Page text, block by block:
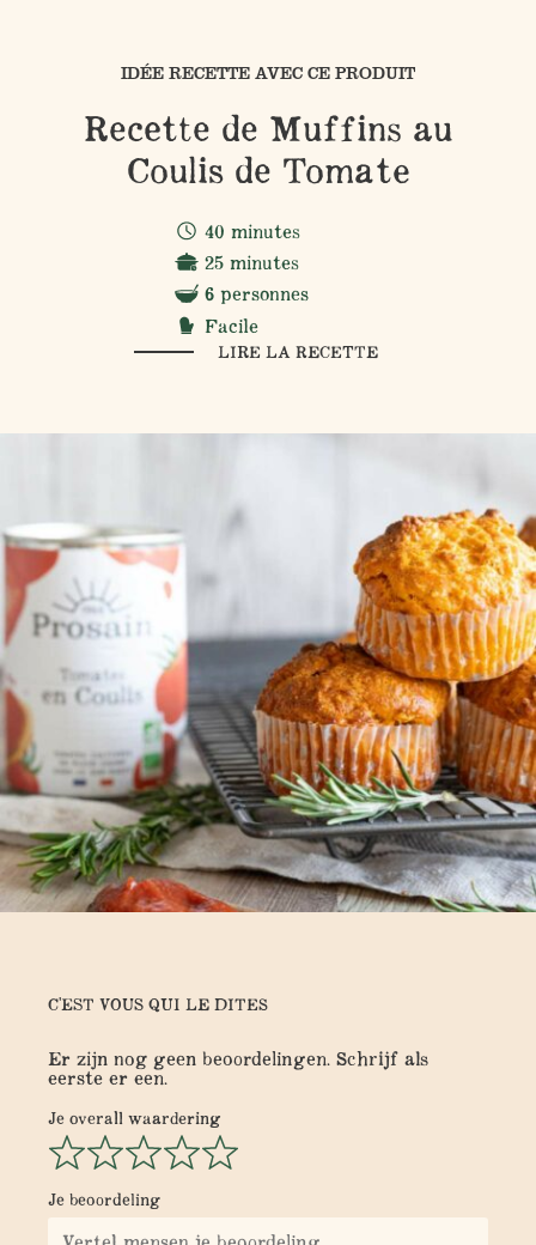
IDÉE RECETTE AVEC CE PRODUIT
Recette de Muffins au
Coulis de Tomate
40 minutes
25 minutes
6 personnes
Facile
LIRE LA RECETTE
C'EST VOUS QUI LE DITES
Er zijn nog geen beoordelingen. Schrijf als
eerste er een.
Je overall waardering
Je beoordeling